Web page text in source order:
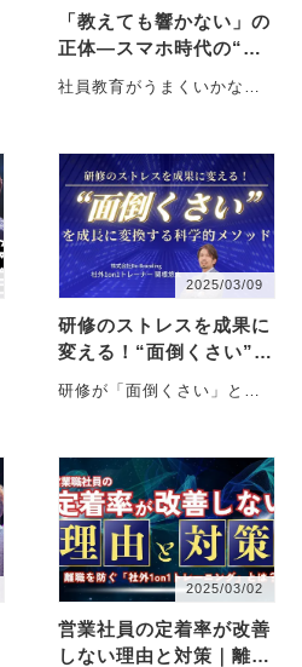
「教えても響かない」の
正体―スマホ時代の“学
べない脳”にどう向き合
うか
社員教育がうまくいかない
「学べない脳」の正体と、
今こ・・・
2025/03/09
研修のストレスを成果に
変える！“面倒くさい”を
成長に変換する科学的メ
ソッド
研修が「面倒くさい」と感
効率的に学びを進める方法
を紹・・・
2025/03/02
営業社員の定着率が改善
しない理由と対策｜離職